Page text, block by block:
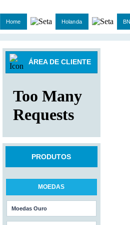
Home Holanda
ÁREA DE CLIENTE
PRODUTOS
MOEDAS
Moedas Ouro